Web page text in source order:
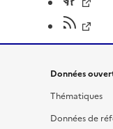
Données
Thématiques
Données de